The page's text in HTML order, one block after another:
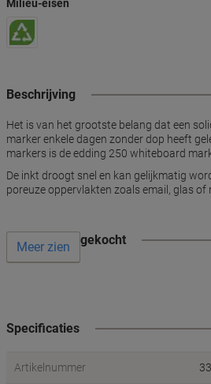
Milieu-eisen
Beschrijving
Het is van het grootste belang dat een
marker enkele dagen zonder dop heeft
markers is de edding 250 whiteboard
De inkt droogt snel en kan gelijkmatig
poreuze oppervlakten zoals email, glas
Vaak samen gekocht
Meer zien
Specificaties
Artikelnummer